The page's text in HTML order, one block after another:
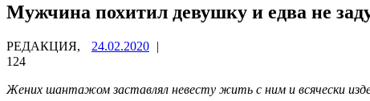
Мужчина похитил девушку и едва не
РЕДАКЦИЯ, 24.02.2020 |
124
Жених шантажом заставлял невесту жить с ним и всячески